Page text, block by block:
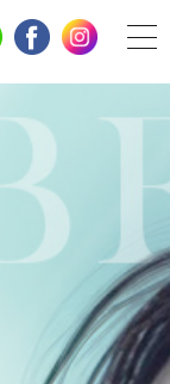
眼周微
，為您